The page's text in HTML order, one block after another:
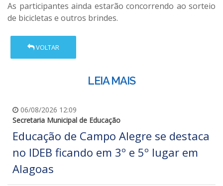
As participantes ainda estarão concorrendo ao sorteio
de bicicletas e outros brindes.
VOLTAR
LEIA MAIS
06/08/2026 12:09
Secretaria Municipal de Educação
Educação de Campo Alegre se destaca
no IDEB ficando em 3º e 5º lugar em
Alagoas